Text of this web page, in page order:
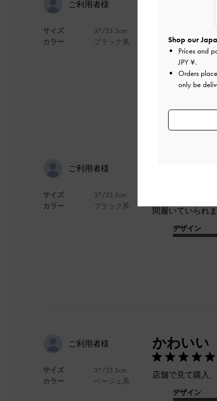
ご利用者様
サイズ
カラー
37/23.5cm
ブラック系
使い勝手が良さ
デザイン
ご利用者様
サイズ
カラー
37/23.5cm
ブラック系
普段23. 5〜
間履いていられ
デザイン
ご利用者様
サイズ
カラー
37/23.5cm
ベージュ系
かわいい
店舗で見て購入
デザイン
Shop our
Prices and
JPY ¥.
Orders
only be